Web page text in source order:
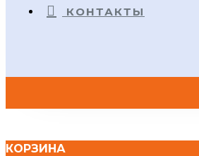
КОНТАКТЫ
КОРЗИНА